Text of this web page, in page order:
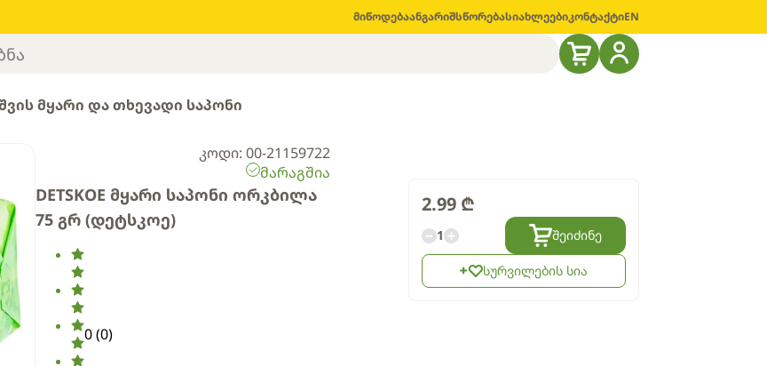
მიწოდებაანგარიშსწორებასიახლეებიკონტაქტიEN
მყარი და თხევადი საპონი
კოდი: 00-21159722
მარაგშია
DETSKOE მყარი საპონი ორკბილა
75 გრ (დეტსკოე)
0(0)
2.99₾
1 შეიძინე
სურვილების სია